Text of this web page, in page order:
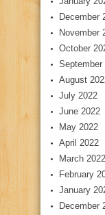
December
November
October
September
August
July 2022
June 2022
May 2022
April 2022
March 2022
February
January
December